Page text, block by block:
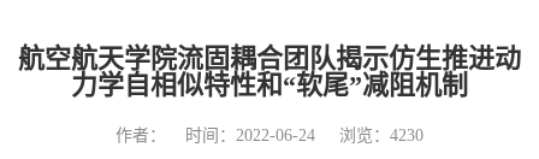
航空航天学院流固耦合团队揭示仿生推进动
力学自相似特性和“软尾”减阻机制
作者： 时间：2022-06-24 浏览： 4230